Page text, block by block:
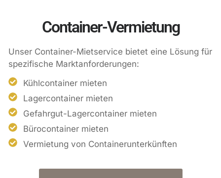
Container-Vermietung
Unser Container-Mietservice bietet eine Lösung für
spezifische Marktanforderungen:
Kühlcontainer mieten
Lagercontainer mieten
Gefahrgut-Lagercontainer mieten
Bürocontainer mieten
Vermietung von Containerunterkünften